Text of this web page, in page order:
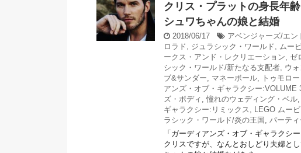
クリス・プラットの身長年
シュワちゃんの娘と結婚
2018/06/17 アベンジャーズ/エン
ロラド, ジュラシック・ワールド, ムー
ークス・アンド・レクリエーション, ゼ
シック・ワールド/新たなる支配者, ウ
ブ&サンダー, マネーボール, トゥモロ
アンズ・オブ・ギャラクシー:VOLUME
ズ・ボディ , 憧れのウェディング・ベル,
ギャラクシー:リミックス, LEGO ムー
ラシック・ワールド/炎の王国 , パーテ
「ガーディアンズ・オブ・ギャラクシ
クリスですが、なんとおしどり夫婦と